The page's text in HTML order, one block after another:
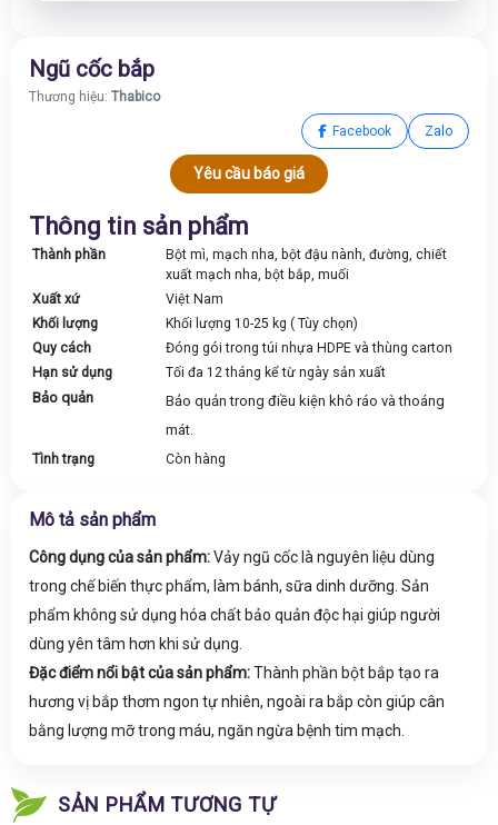
Ngũ cốc bắp
Thương hiệu: Thabico
Facebook Zalo
Yêu cầu báo giá
Thông tin sản phẩm
Thành phần
Bột mì, mạch nha, bột đậu nành, đường, chiết
xuất mạch nha, bột bắp, muối
Xuất xứ
Việt Nam
Khối lượng
Khối lượng 10-25 kg ( Tùy chọn)
Quy cách
Đóng gói trong túi nhựa HDPE và thùng carton
Hạn sử dụng
Tối đa 12 tháng kể từ ngày sản xuất
Bảo quản
Bảo quản trong điều kiện khô ráo và thoáng
mát.
Tình trạng Còn hàng
Mô tả sản phẩm
Công dụng của sản phẩm:Vảy ngũ cốc là nguyên liệu dùng
trong chế biến thực phẩm, làm bánh, sữa dinh dưỡng. Sản
phẩm không sử dụng hóa chất bảo quản độc hại giúp người
dùng yên tâm hơn khi sử dụng.
Đặc điểm nổi bật của sản phẩm:Thành phần bột bắp tạo ra
hương vị bắp thơm ngon tự nhiên, ngoài ra bắp còn giúp cân
bằng lượng mỡ trong máu, ngăn ngừa bệnh tim mạch.
SẢN PHẨM TƯƠNG TỰ